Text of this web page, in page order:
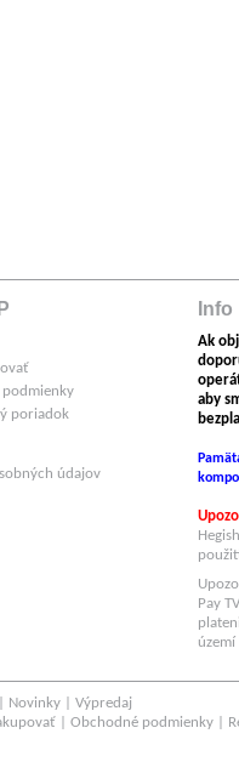
poriadok
údajov
Info
Ak
aby
Pay
Novinky
Výpredaj
Obchodné podmienky